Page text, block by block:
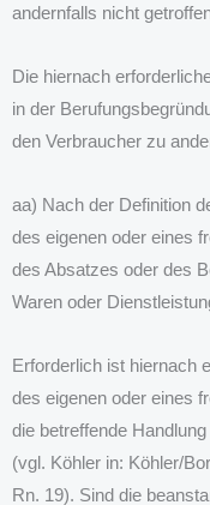
andernfalls nicht
Die hiernach
in der
den Verbraucher zu
aa) Nach der Definition
des eigenen oder eines
des Absatzes oder des
Waren oder
Erforderlich ist hiernach
des eigenen oder eines
die betreffende
(vgl. Köhler in: Köhler/
Rn. 19). Sind die